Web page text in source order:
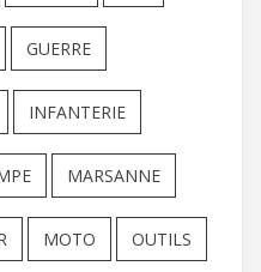
GUERRE
INFANTERIE
MARSANNE
MOTO OUTILS